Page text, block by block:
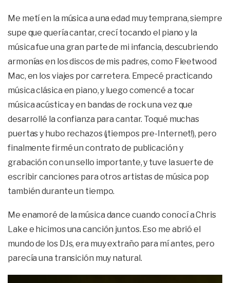
Me metí en la música a una edad muy temprana, siempre
supe que quería cantar, crecí tocando el piano y la
música fue una gran parte de mi infancia, descubriendo
armonías en los discos de mis padres, como Fleetwood
Mac, en los viajes por carretera. Empecé practicando
música clásica en piano, y luego comencé a tocar
música acústica y en bandas de rock una vez que
desarrollé la confianza para cantar. Toqué muchas
puertas y hubo rechazos (¡tiempos pre-Internet!), pero
finalmente firmé un contrato de publicación y
grabación con un sello importante, y tuve la suerte de
escribir canciones para otros artistas de música pop
también durante un tiempo.
Me enamoré de la música dance cuando conocí a Chris
Lake e hicimos una canción juntos. Eso me abrió el
mundo de los DJs, era muy extraño para mí antes, pero
parecía una transición muy natural.